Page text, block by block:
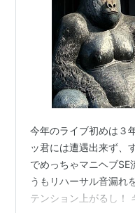
ョン」2011.12.21(
7th Live DVD「
at 日本武道館
「ザ・バックホ
2008.06.07（
「福島大逆襲」松
2008.09.03
「生と死と詞」
(
今年のライブ初めは３
ッ君には遭遇出来ず、
でめっちゃマニヘブ
うもリハーサル音漏れ
テンション上がるし！